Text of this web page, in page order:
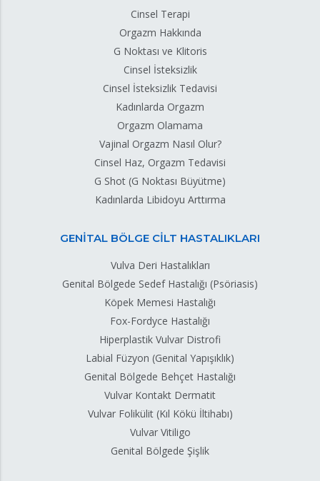
Cinsel Terapi
Orgazm Hakkında
G Noktası ve Klitoris
Cinsel İsteksizlik
Cinsel İsteksizlik Tedavisi
Kadınlarda Orgazm
Orgazm Olamama
Vajinal Orgazm Nasıl Olur?
Cinsel Haz, Orgazm Tedavisi
G Shot (G Noktası Büyütme)
Kadınlarda Libidoyu Arttırma
GENİTAL BÖLGE CİLT HASTALIKLARI
Vulva Deri Hastalıkları
Genital Bölgede Sedef Hastalığı (Psöriasis)
Köpek Memesi Hastalığı
Fox-Fordyce Hastalığı
Hiperplastik Vulvar Distrofi
Labial Füzyon (Genital Yapışıklık)
Genital Bölgede Behçet Hastalığı
Vulvar Kontakt Dermatit
Vulvar Folikülit (Kıl Kökü İltihabı)
Vulvar Vitiligo
Genital Bölgede Şişlik